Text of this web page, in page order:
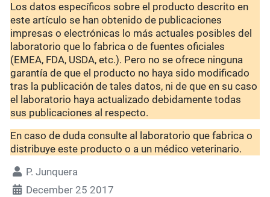
Los datos específicos sobre el producto descrito en
este artículo se han obtenido de publicaciones
impresas o electrónicas lo más actuales posibles del
laboratorio que lo fabrica o de fuentes oficiales
(EMEA, FDA, USDA, etc.). Pero no se ofrece ninguna
garantía de que el producto no haya sido modificado
tras la publicación de tales datos, ni de que en su caso
el laboratorio haya actualizado debidamente todas
sus publicaciones al respecto.
En caso de duda consulte al laboratorio que fabrica o
distribuye este producto o a un médico veterinario.
P. Junquera
December 25 2017